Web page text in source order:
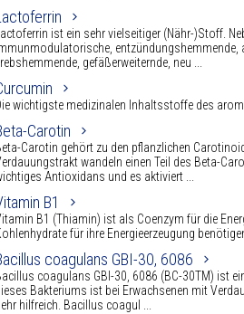
ist ein sehr vielseitiger (Nähr-)Stoff.
entzündungshemmende,
gefäßerweiternde, neu ...
wichtigste medizinalen Inhaltsstoffe des
Carotin
Carotin gehört zu den pflanzlichen
wandeln einen Teil des Beta-
Antioxidans und es aktiviert ...
B1
B1 (Thiamin) ist als Coenzym für die
für ihre Energieerzeugung
coagulans GBI-30, 6086
coagulans GBI-30, 6086 (BC-30TM) ist
Bakteriums ist bei Erwachsenen mit
hilfreich. Bacillus coagul ...